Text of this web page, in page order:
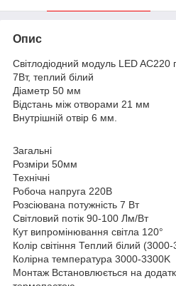
Опис
Світлодіодний модуль LED
7Вт, теплий білий
Діаметр 50 мм
Відстань між отворами 21 мм
Внутрішній отвір 6 мм.
Загальні
Розміри 50мм
Технічні
Робоча напруга 220В
Розсіювана потужність 7 Вт
Світловий потік 90-100 Лм/Вт
Кут випромінювання світла 120°
Колір світіння Теплий білий
Колірна температура 3000-3300K
Монтаж Встановлюється на